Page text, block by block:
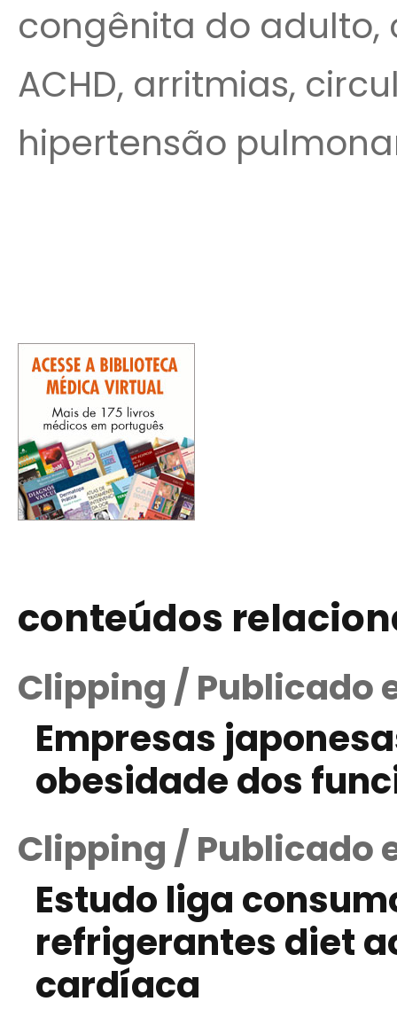
congênita do adulto,
ACHD, arritmias,
hipertensão
conteúdos
Clipping / Publicado
Empresas
obesidade dos
Clipping / Publicado
Estudo liga
refrigerantes diet
cardíaca